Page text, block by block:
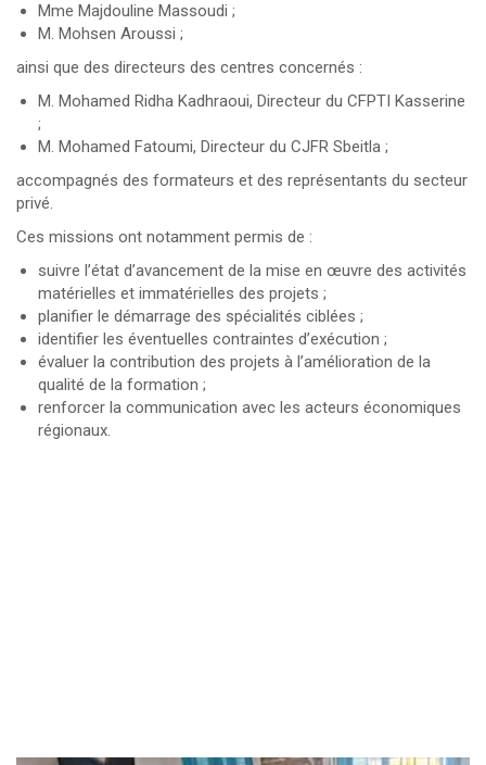
Mme Majdouline Massoudi ;
M. Mohsen Aroussi ;
ainsi que des directeurs des centres concernés :
M. Mohamed Ridha Kadhraoui, Directeur du CFPTI Kasserine
;
M. Mohamed Fatoumi, Directeur du CJFR Sbeitla ;
accompagnés des formateurs et des représentants du secteur
privé.
Ces missions ont notamment permis de :
suivre l’état d’avancement de la mise en œuvre des activités
matérielles et immatérielles des projets ;
planifier le démarrage des spécialités ciblées ;
identifier les éventuelles contraintes d’exécution ;
évaluer la contribution des projets à l’amélioration de la
qualité de la formation ;
renforcer la communication avec les acteurs économiques
régionaux.